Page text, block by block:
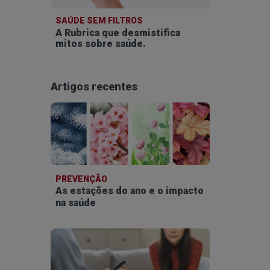
SAÚDE SEM FILTROS
A Rubrica que desmistifica
mitos sobre saúde.
Artigos recentes
PREVENÇÃO
As estações do ano e o impacto
na saúde